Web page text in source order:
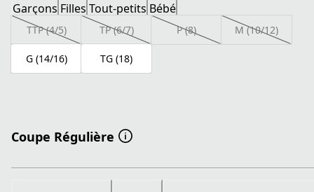
Garçons Filles Tout-petits Bébé
TTP (4/5) TP (6/7) P (8) M (10/12)
G (14/16) TG (18)
Coupe Régulière